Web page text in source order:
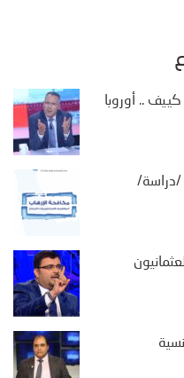
.. أوروبا
/دراسة/